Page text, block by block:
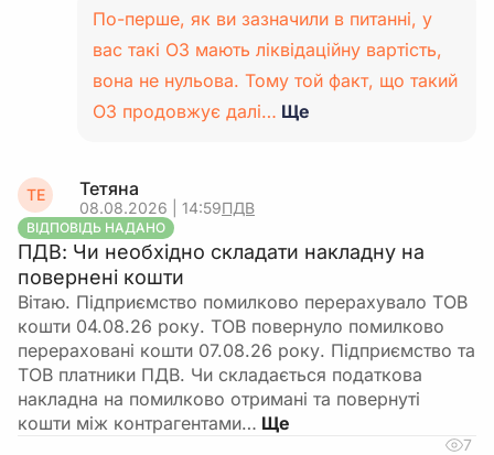
По-перше, як ви зазначили в питанні, у
вас такі ОЗ мають ліквідаційну вартість,
вона не нульова. Тому той факт, що такий
ОЗ продовжує далі… Ще
ТЕ Тетяна
08.08.2026 | 14:59ПДВ
ВІДПОВІДЬ НАДАНО
ПДВ: Чи необхідно складати накладну на
повернені кошти
Вітаю. Підприємство помилково перерахувало ТОВ
кошти 04.08.26 року. ТОВ повернуло помилково
перераховані кошти 07.08.26 року. Підприємство та
ТОВ платники ПДВ. Чи складається податкова
накладна на помилково отримані та повернуті
кошти між контрагентами…
7